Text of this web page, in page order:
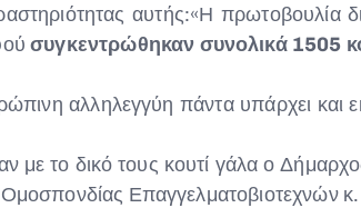
αυτής:«Η πρωτοβουλία
συγκεντρώθηκαν συνολικά 1505
αλληλεγγύη πάντα υπάρχει και
με το δικό τους κουτί γάλα ο
Επαγγελματοβιοτεχνών